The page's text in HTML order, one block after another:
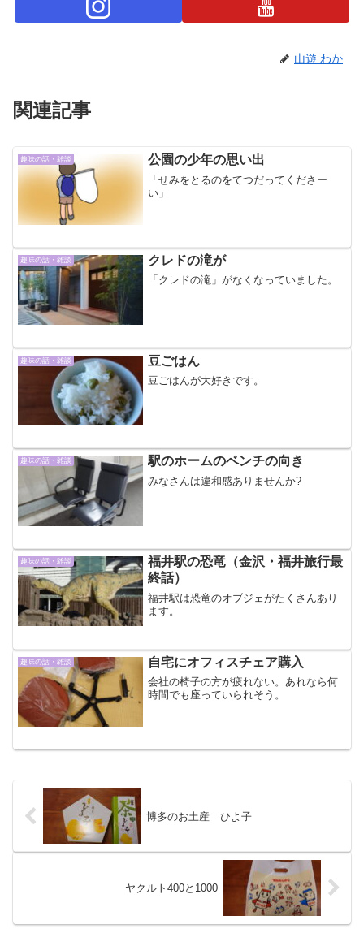
山遊 わか
関連記事
趣味の話・雑談 公園の少年の思い出
「せみをとるのをてつだってくださー
い」
趣味の話・雑談 クレドの滝が
「クレドの滝」がなくなっていました。
趣味の話・雑談 豆ごはん
豆ごはんが大好きです。
趣味の話・雑談 駅のホームのベンチの向き
みなさんは違和感ありませんか?
趣味の話・雑談
福井駅の恐竜（金沢・福井旅行最
終話）
福井駅は恐竜のオブジェがたくさんあり
ます。
趣味の話・雑談 自宅にオフィスチェア購入
会社の椅子の方が疲れない。あれなら何
時間でも座っていられそう。
博多のお土産 ひよ子
ヤクルト400と1000